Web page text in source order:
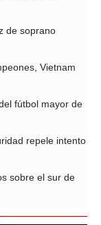
de soprano
Vietnam
fútbol mayor de
repele intento
sobre el sur de